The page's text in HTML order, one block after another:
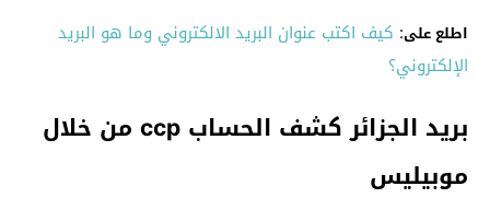
اطلع على: كيف اكتب عنوان البريد الالكتروني وما هو البريد
الإلكتروني؟
بريد الجزائر كشف الحساب ccp من خلال
موبيليس